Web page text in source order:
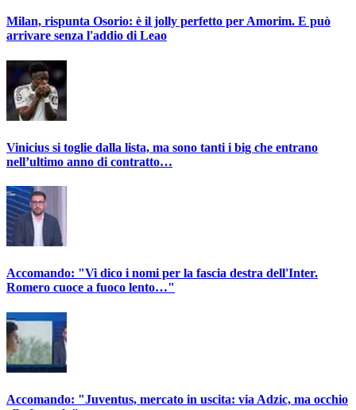
Milan, rispunta Osorio: è il jolly perfetto per Amorim. E può
arrivare senza l'addio di Leao
Vinicius si toglie dalla lista, ma sono tanti i big che entrano
nell’ultimo anno di contratto…
Accomando: "Vi dico i nomi per la fascia destra dell'Inter.
Romero cuoce a fuoco lento…"
Accomando: "Juventus, mercato in uscita: via Adzic, ma occhio